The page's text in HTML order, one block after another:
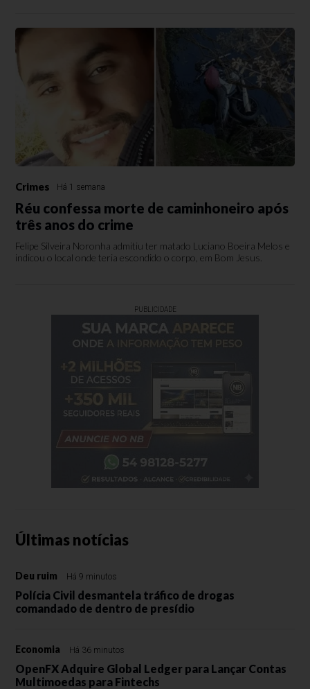
Crimes Há 1 semana
Réu confessa morte de caminhoneiro após
três anos do crime
Felipe Silveira Noronha admitiu ter matado Luciano Boeira Melos e
indicou o local onde teria escondido o corpo, em Bom Jesus.
PUBLICIDADE
Últimas notícias
Deu ruim Há 9 minutos
Polícia Civil desmantela tráfico de drogas
comandado de dentro de presídio
Economia Há 36 minutos
OpenFX Adquire Global Ledger para Lançar Contas
Multimoedas para Fintechs